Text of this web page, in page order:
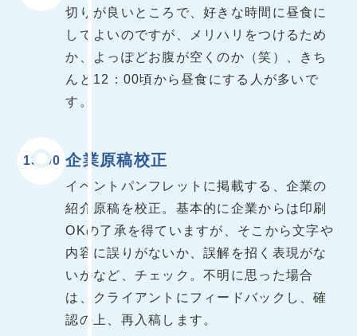
切りが良いところで、好きな時間に昼食に
してよいのですが、メリハリをつけるため
か、よっぽどお腹が空くのか（笑）、きち
んと12：00頃から昼食にする人が多いで
す。
13:00 企業原稿校正
イベントパンフレットに掲載する、企業の
紹介原稿を校正。基本的に企業からは印刷
OKの了承を得ていますが、そこから文字や
内容に誤りがないか、誤解を招く表現がな
いかなど、チェック。不明に思った場合
は、クライアントにフィードバックし、確
認の上、再入稿します。